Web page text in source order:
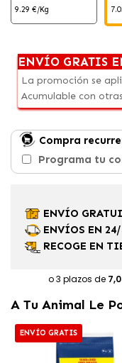
9.29 €/Kg
ENVÍO GRATIS
La promoción se
Acumulable con
Compra
Programa tu
ENVÍO
ENVÍOS EN
RECOGE EN
A Tu Animal Le
ENVÍO GRATIS